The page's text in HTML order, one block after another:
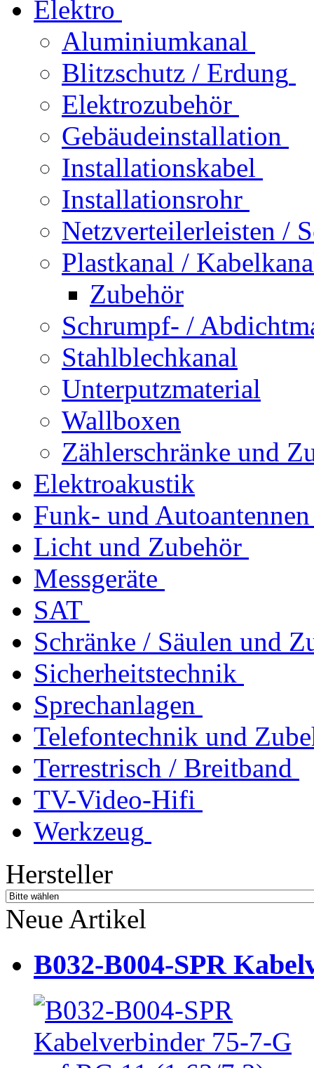
Elektro
Aluminiumkanal
Blitzschutz / Erdung
Elektrozubehör
Gebäudeinstallation
Installationskabel
Installationsrohr
Netzverteilerleisten /
Plastkanal /
Zubehör
Schrumpf- /
Stahlblechkanal
Unterputzmaterial
Wallboxen
Zählerschränke und
Elektroakustik
Funk- und Autoantennen
Licht und Zubehör
Messgeräte
SAT
Schränke / Säulen und
Sicherheitstechnik
Sprechanlagen
Telefontechnik und
Terrestrisch / Breitband
TV-Video-Hifi
Werkzeug
Hersteller
Neue Artikel
B032-B004-SPR